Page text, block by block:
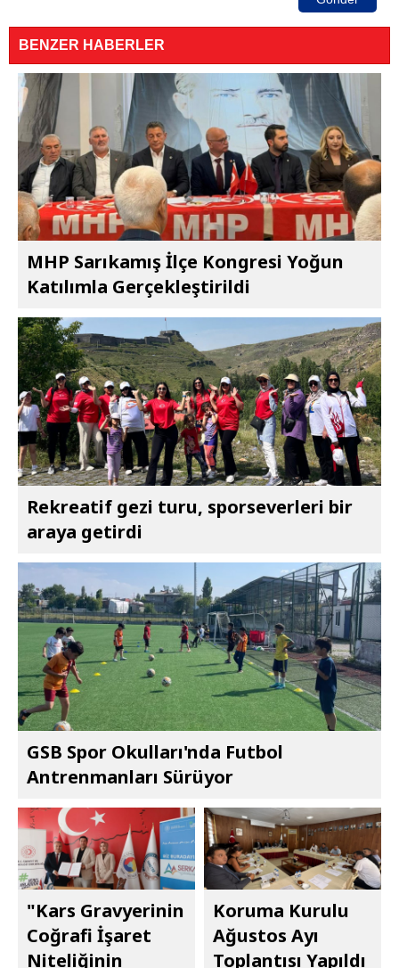
BENZER HABERLER
MHP Sarıkamış İlçe Kongresi Yoğun
Katılımla Gerçekleştirildi
Rekreatif gezi turu, sporseverleri bir
araya getirdi
GSB Spor Okulları'nda Futbol
Antrenmanları Sürüyor
"Kars Gravyerinin
Coğrafi İşaret
Niteliğinin
Koruma Kurulu
Ağustos Ayı
Toplantısı Yapıldı